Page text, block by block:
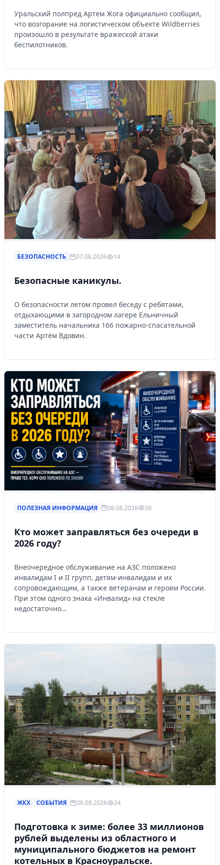
Уральский полпред Артем Жога официально сообщил,
что возгорание на логистическом объекте Wildberries
произошло в результате вражеской атаки
беспилотников.
БЕЗОПАСНОСТЬ 07.08.2026 14
Безопасные каникулы.
О безопасности летом провел беседу с ребятами,
отдыхающими в загородном лагере Ельничный
заместитель начальника 166 пожарно-спасательной
части Артём Вдовин.
ПОЛЕЗНАЯ ИНФОРМАЦИЯ 06.08.2026 26
Кто может заправляться без очереди в
2026 году?
Внеочередное обслуживание на АЗС положено
инвалидам I и II групп, детям-инвалидам и их
сопровождающим, а также ветеранам и героям России.
При этом одного знака «Инвалид» на стекле
недостаточно…
ЖКХ СОБЫТИЯ 06.08.2026 24
Подготовка к зиме: более 33 миллионов
рублей выделены из областного и
муниципального бюджетов на ремонт
котельных в Красноуральске.